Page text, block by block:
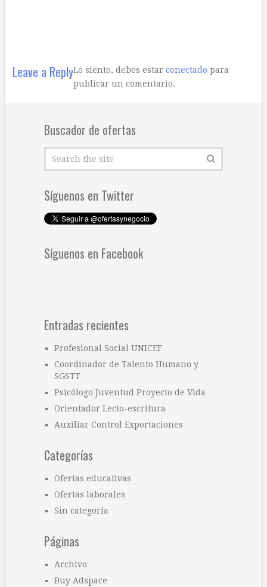
Leave a ReplyLo siento, debes estar conectado para
publicar un comentario.
Buscador de ofertas
Síguenos en Twitter
Síguenos en Facebook
Entradas recientes
Profesional Social UNICEF
Coordinador de Talento Humano y
SGSTT
Psicólogo Juventud Proyecto de Vida
Orientador Lecto-escritura
Auxiliar Control Exportaciones
Categorías
Ofertas educativas
Ofertas laborales
Sin categoría
Páginas
Archivo
Buy Adspace